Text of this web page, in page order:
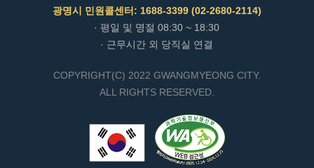
광명시 민원콜센터: 1688-3399 (02-2680-2114)
· 평일 및 명절 08:30 ~ 18:30
· 근무시간 외 당직실 연결
COPYRIGHT(C) 2022 GWANGMYEONG CITY.
ALL RIGHTS RESERVED.